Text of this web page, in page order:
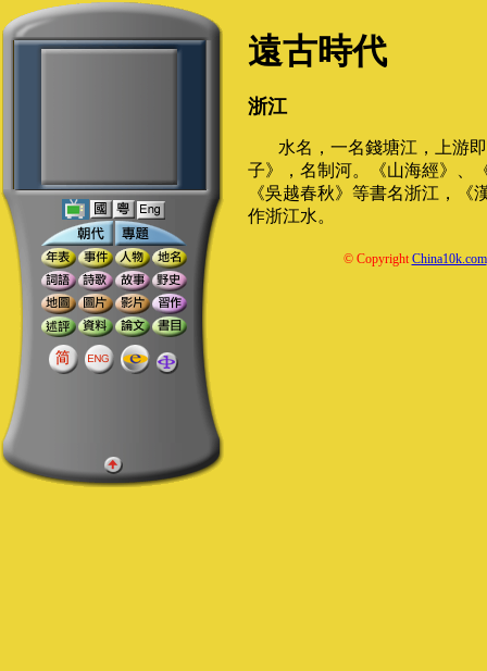
遠古時代
浙江
水名，一名錢塘江，上游
子》，名制河。《山海經》、
《吳越春秋》等書名浙江，《
作浙江水。
© CopyrightChina10k.com